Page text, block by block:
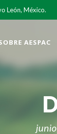
León, México.
AESPAC